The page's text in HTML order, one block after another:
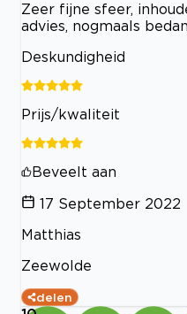
Zeer fijne sfeer,
advies, nogmaals
Deskundigheid
Prijs/kwaliteit
Beveelt aan
17 September 2022
Matthias
Zeewolde
delen